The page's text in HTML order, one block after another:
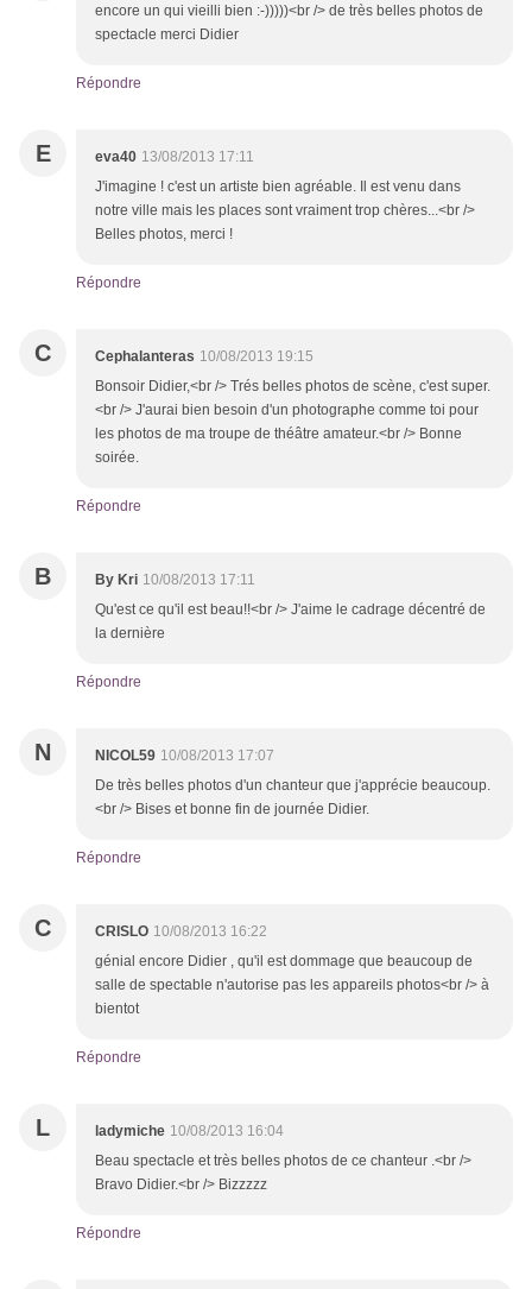
encore un qui vieilli bien :-)))))<br /> de très belles photos de
spectacle merci Didier
Répondre
E eva40 13/08/2013 17:11
J'imagine ! c'est un artiste bien agréable. Il est venu dans
notre ville mais les places sont vraiment trop chères...<br />
Belles photos, merci !
Répondre
C Cephalanteras 10/08/2013 19:15
Bonsoir Didier,<br /> Trés belles photos de scène, c'est super.
<br /> J'aurai bien besoin d'un photographe comme toi pour
les photos de ma troupe de théâtre amateur.<br /> Bonne
soirée.
Répondre
B By Kri 10/08/2013 17:11
Qu'est ce qu'il est beau!!<br /> J'aime le cadrage décentré de
la dernière
Répondre
N NICOL59 10/08/2013 17:07
De très belles photos d'un chanteur que j'apprécie beaucoup.
<br /> Bises et bonne fin de journée Didier.
Répondre
C CRISLO 10/08/2013 16:22
génial encore Didier , qu'il est dommage que beaucoup de
salle de spectable n'autorise pas les appareils photos<br /> à
bientot
Répondre
L ladymiche 10/08/2013 16:04
Beau spectacle et très belles photos de ce chanteur .<br />
Bravo Didier.<br /> Bizzzzz
Répondre